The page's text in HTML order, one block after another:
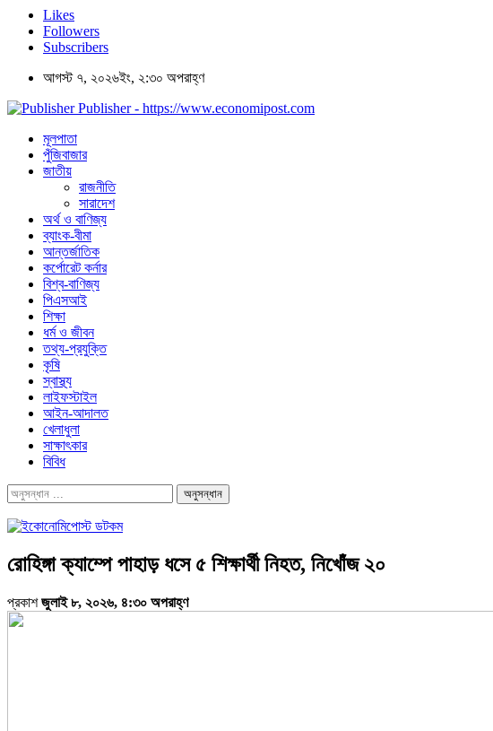
Likes
Followers
Subscribers
আগস্ট ৭, ২০২৬ইং, ২:৩০ অপরাহ্ণ
Publisher - https://www.economipost.com
মূলপাতা
পুঁজিবাজার
জাতীয়
রাজনীতি
সারাদেশ
অর্থ ও বাণিজ্য
ব্যাংক-বীমা
আন্তর্জাতিক
কর্পোরেট কর্নার
বিশ্ব-বাণিজ্য
পিএসআই
শিক্ষা
ধর্ম ও জীবন
তথ্য-প্রযুক্তি
কৃষি
স্বাস্থ্য
লাইফস্টাইল
আইন-আদালত
খেলাধুলা
সাক্ষাৎকার
বিবিধ
রোহিঙ্গা ক্যাম্পে পাহাড় ধসে ৫ শিক্ষার্থী নিহত, নিখোঁজ ২০
প্রকাশজুলাই ৮, ২০২৬, ৪:৩০ অপরাহ্ণ